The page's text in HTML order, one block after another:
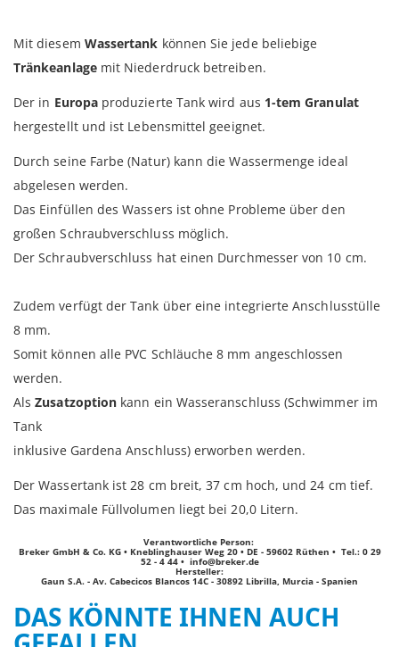
Mit diesem Wassertank können Sie jede beliebige
Tränkeanlagemit Niederdruck betreiben.
Der in Europaproduzierte Tank wird aus 1-tem Granulat
hergestellt und ist Lebensmittel geeignet.
Durch seine Farbe (Natur) kann die Wassermenge ideal
abgelesen werden.
Das Einfüllen des Wassers ist ohne Probleme über den
großen Schraubverschluss möglich.
Der Schraubverschluss hat einen Durchmesser von 10 cm.
Zudem verfügt der Tank über eine integrierte Anschlusstülle
8 mm.
Somit können alle PVC Schläuche 8 mm angeschlossen
werden.
AlsZusatzoption kann ein Wasseranschluss (Schwimmer im
Tank
inklusive Gardena Anschluss) erworben werden.
Der Wassertank ist 28 cm breit, 37 cm hoch, und 24 cm tief.
Das maximale Füllvolumen liegt bei 20,0 Litern.
Verantwortliche Person:
Breker GmbH & Co. KG • Kneblinghauser Weg 20 • DE - 59602 Rüthen • Tel.: 0 29
52 - 4 44 • info@breker.de
Hersteller:
Gaun S.A. - Av. Cabecicos Blancos 14C - 30892 Librilla, Murcia - Spanien
DAS KÖNNTE IHNEN AUCH